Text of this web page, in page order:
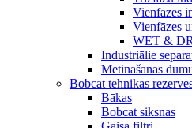
Vienfāzes
Vienfāzes
WET &
Industriālie
Metināšanas
Bobcat tehnikas
Bākas
Bobcat siksnas